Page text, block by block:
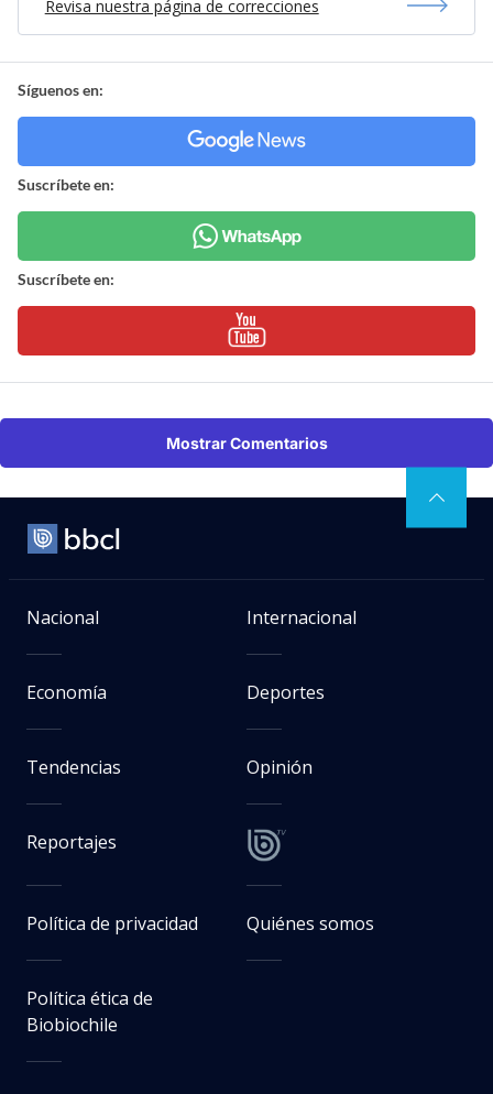
Revisa nuestra página de correcciones
Síguenos en:
Suscríbete en:
Suscríbete en:
Mostrar Comentarios
Nacional Internacional
Economía Deportes
Tendencias Opinión
Reportajes
Política de privacidad Quiénes somos
Política ética de
Biobiochile